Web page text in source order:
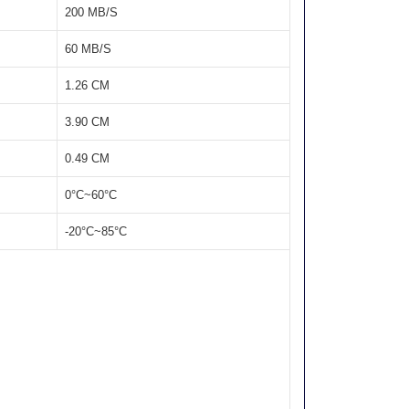
200 MB/S
60 MB/S
1.26 CM
3.90 CM
0.49 CM
0°C~60°C
-20°C~85°C